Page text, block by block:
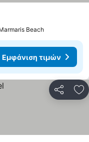
Beach
Εμφάνιση τιμών